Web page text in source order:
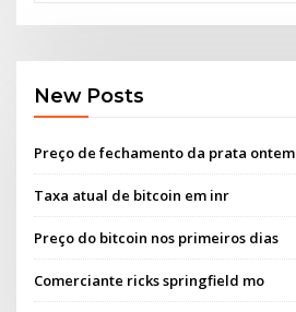
New Posts
Preço de fechamento da prata ontem
Taxa atual de bitcoin em inr
Preço do bitcoin nos primeiros dias
Comerciante ricks springfield mo